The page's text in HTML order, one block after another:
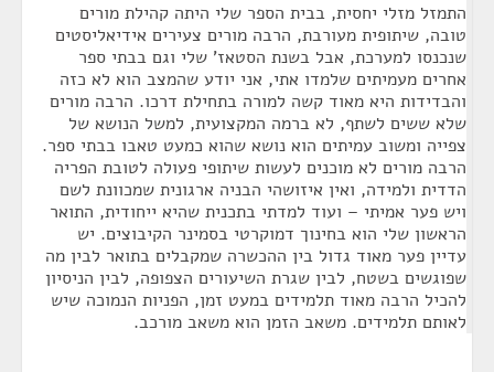
התמזל מזלי יחסית, בבית הספר שלי היתה קהילת מורים
טובה, שיתופית מעורבת, הרבה מורים צעירים אידיאליסטים
שנכנסו למערכת, אבל בשנת הסטאז' שלי וגם בבתי ספר
אחרים מעמיתים שלמדו אתי, אני יודע שהמצב הוא לא כזה
והבדידות היא מאוד קשה למורה בתחילת דרכו. הרבה מורים
שלא ששים לשתף, לא ברמה המקצועית, למשל הנושא של
צפייה ומשוב עמיתים הוא נושא שהוא כמעט טאבו בבתי ספר.
הרבה מורים לא מוכנים לעשות שיתופי פעולה לטובת הפריה
הדדית ולמידה, ואין איזושהי הבניה ארגונית שמכוונת לשם
ויש פער אמיתי – ועוד למדתי בתכנית שהיא ייחודית, התואר
הראשון שלי הוא בחינוך דמוקרטי בסמינר הקיבוצים. יש
עדיין פער מאוד גדול בין ההכשרה שמקבלים בתואר לבין מה
שפוגשים בשטח, לבין שגרת השיעורים הצפופה, לבין הניסיון
להכיל הרבה מאוד תלמידים במעט זמן, הפניות הנמוכה שיש
לאותם תלמידים. משאב הזמן הוא משאב מורכב.